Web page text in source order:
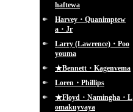
haftewa
Harvey・Quanimptew
a・Jr
Larry (Lawrence)・Poo
youma
★Bennett・Kagenvema
Loren・Phillips
★Floyd・Namingha・L
omakuyvaya